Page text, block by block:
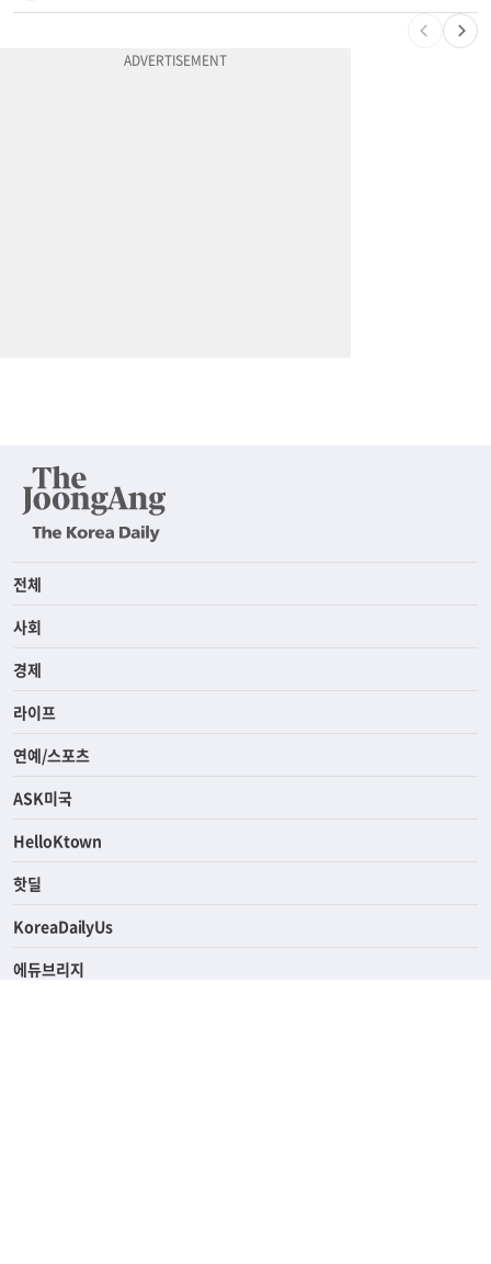
전체
사회
경제
라이프
연예/스포츠
ASK미국
HelloKtown
핫딜
KoreaDailyUs
에듀브리지